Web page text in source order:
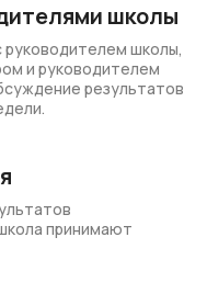
школы
школы,
и руководителем
результатов
принимают